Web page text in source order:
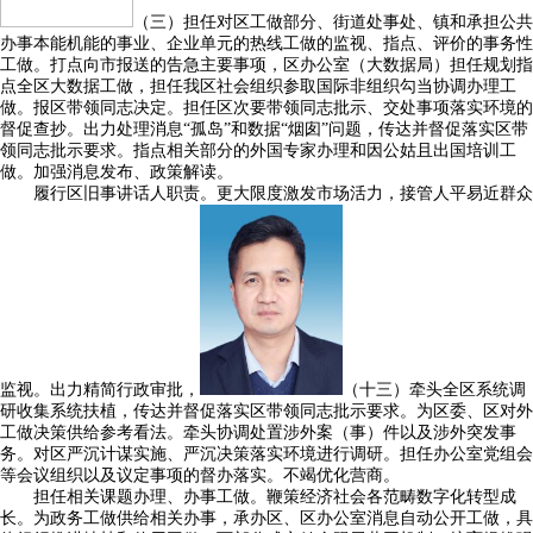
（三）担任对区工做部分、街道处事处、镇和承担公共
办事本能机能的事业、企业单元的热线工做的监视、指点、评价的事务性
工做。打点向市报送的告急主要事项，区办公室（大数据局）担任规划指
点全区大数据工做，担任我区社会组织参取国际非组织勾当协调办理工
做。报区带领同志决定。担任区次要带领同志批示、交处事项落实环境的
督促查抄。出力处理消息“孤岛”和数据“烟囱”问题，传达并督促落实区带
领同志批示要求。指点相关部分的外国专家办理和因公姑且出国培训工
做。加强消息发布、政策解读。
履行区旧事讲话人职责。更大限度激发市场活力，接管人平易近群众
监视。出力精简行政审批，
（十三）牵头全区系统调
研收集系统扶植，传达并督促落实区带领同志批示要求。为区委、区对外
工做决策供给参考看法。牵头协调处置涉外案（事）件以及涉外突发事
务。对区严沉计谋实施、严沉决策落实环境进行调研。担任办公室党组会
等会议组织以及议定事项的督办落实。不竭优化营商。
担任相关课题办理、办事工做。鞭策经济社会各范畴数字化转型成
长。为政务工做供给相关办事，承办区、区办公室消息自动公开工做，具